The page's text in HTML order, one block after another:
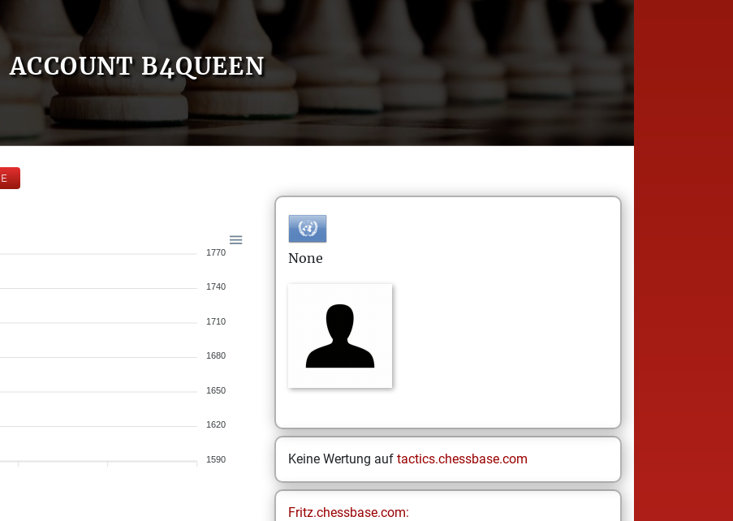
ACCOUNT B4QUEEN
1770
1740
1710
1680
1650
1620
1590
None
Keine Wertung auf tactics.chessbase.com
Fritz.chessbase.com: